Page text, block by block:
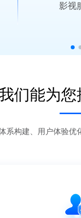
影视
全流程制作支
片，内容与
们能为您
系构建、用户体验